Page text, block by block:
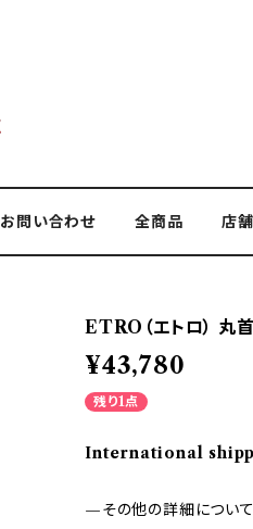
お問い合わせ 全商品 店
ETRO（エトロ）
¥43,780
残り1点
International
—その他の詳細につい